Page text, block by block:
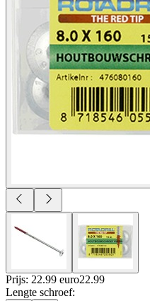
Prijs: 22.99 euro22.99
Lengte schroef: